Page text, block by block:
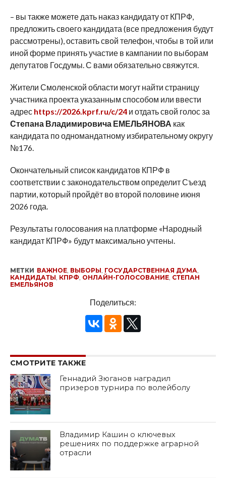
– вы также можете дать наказ кандидату от КПРФ,
предложить своего кандидата (все предложения будут
рассмотрены), оставить свой телефон, чтобы в той или
иной форме принять участие в кампании по выборам
депутатов Госдумы. С вами обязательно свяжутся.
Жители Смоленской области могут найти страницу
участника проекта указанным способом или ввести
адрес https://2026.kprf.ru/c/24и отдать свой голос за
Степана Владимировича ЕМЕЛЬЯНОВА как
кандидата по одномандатному избирательному округу
№176.
Окончательный список кандидатов КПРФ в
соответствии с законодательством определит Съезд
партии, который пройдёт во второй половине июня
2026 года.
Результаты голосования на платформе «Народный
кандидат КПРФ» будут максимально учтены.
МЕТКИ ВАЖНОЕ, ВЫБОРЫ, ГОСУДАРСТВЕННАЯ ДУМА,
КАНДИДАТЫ, КПРФ, ОНЛАЙН-ГОЛОСОВАНИЕ, СТЕПАН
ЕМЕЛЬЯНОВ
Поделиться:
СМОТРИТЕ ТАКЖЕ
Геннадий Зюганов наградил
призеров турнира по волейболу
Владимир Кашин о ключевых
решениях по поддержке аграрной
отрасли